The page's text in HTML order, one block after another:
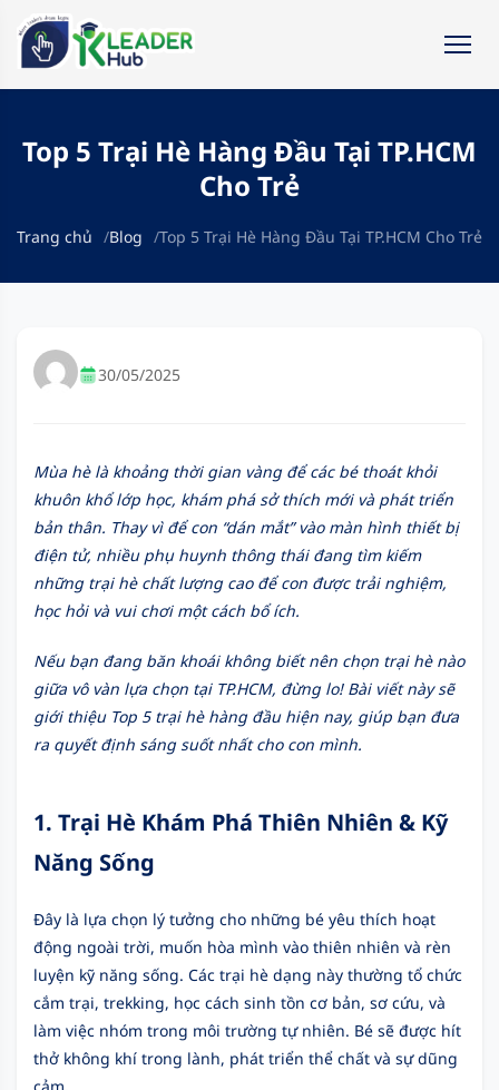
Top 5 Trại Hè Hàng Đầu Tại TP.HCM
Cho Trẻ
Trang chủ Blog Top 5 Trại Hè Hàng Đầu Tại TP.HCM Cho Trẻ
30/05/2025
Mùa hè là khoảng thời gian vàng để các bé thoát khỏi
khuôn khổ lớp học, khám phá sở thích mới và phát triển
bản thân. Thay vì để con “dán mắt” vào màn hình thiết bị
điện tử, nhiều phụ huynh thông thái đang tìm kiếm
những trại hè chất lượng cao để con được trải nghiệm,
học hỏi và vui chơi một cách bổ ích.
Nếu bạn đang băn khoái không biết nên chọn trại hè nào
giữa vô vàn lựa chọn tại TP.HCM, đừng lo! Bài viết này sẽ
giới thiệu Top 5 trại hè hàng đầu hiện nay, giúp bạn đưa
ra quyết định sáng suốt nhất cho con mình.
1. Trại Hè Khám Phá Thiên Nhiên & Kỹ
Năng Sống
Đây là lựa chọn lý tưởng cho những bé yêu thích hoạt
động ngoài trời, muốn hòa mình vào thiên nhiên và rèn
luyện kỹ năng sống. Các trại hè dạng này thường tổ chức
cắm trại, trekking, học cách sinh tồn cơ bản, sơ cứu, và
làm việc nhóm trong môi trường tự nhiên. Bé sẽ được hít
thở không khí trong lành, phát triển thể chất và sự dũng